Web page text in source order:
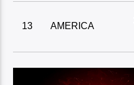
13 AMERICA